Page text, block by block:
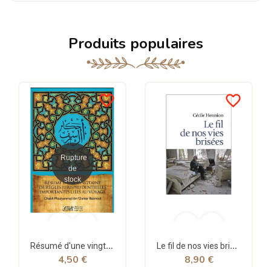
Produits populaires
favorite_border
Rupture
de
stock
Résumé d'une vingtaine de règles jurisprudentielles liées au voyage - Bazmoul - Héritage...
4,50 €
favorite_border
Le fil de nos vies brisées - poche - Cécile Hennion - Points
8,90 €